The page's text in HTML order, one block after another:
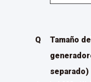
Q
Tamaño
separado)